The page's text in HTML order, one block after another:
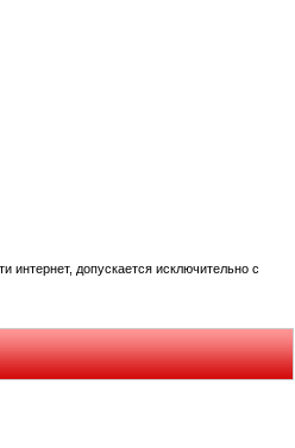
интернет, допускается исключительно с